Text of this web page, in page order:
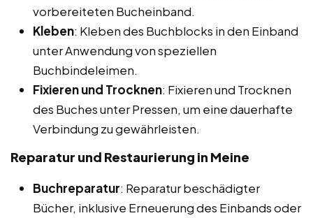
vorbereiteten Bucheinband.
Kleben: Kleben des Buchblocks in den Einband
unter Anwendung von speziellen
Buchbindeleimen.
Fixieren und Trocknen: Fixieren und Trocknen
des Buches unter Pressen, um eine dauerhafte
Verbindung zu gewährleisten.
Reparatur und Restaurierung in Meine
Buchreparatur: Reparatur beschädigter
Bücher, inklusive Erneuerung des Einbands oder